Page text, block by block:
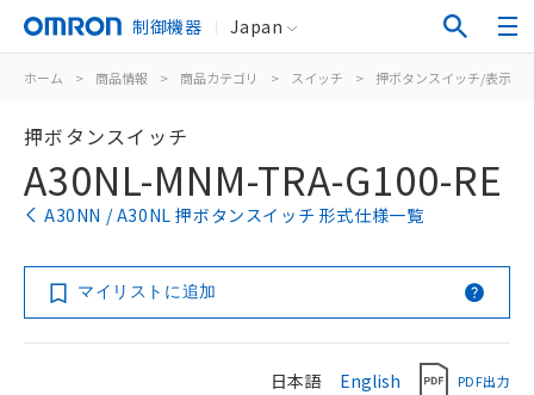
制御機器 Japan
ホーム > 商品情報 > 商品カテゴリ > スイッチ > 押ボタンスイッチ/表示灯
押ボタンスイッチ
A30NL-MNM-TRA-G100-RE
A30NN / A30NL 押ボタンスイッチ 形式仕様一覧
マイリストに追加
日本語 English PDF出力